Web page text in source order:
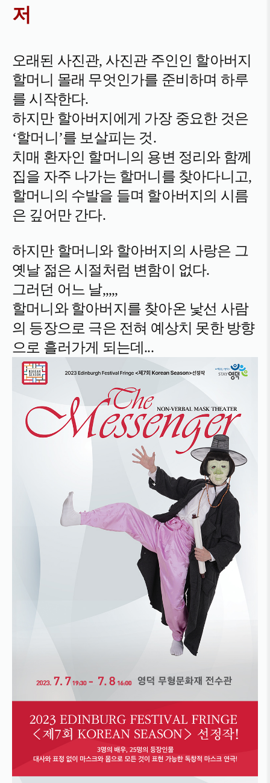
저
오래된 사진관, 사진관 주인인 할아버지
할머니 몰래 무엇인가를 준비하며 하루
를 시작한다.
하지만 할아버지에게 가장 중요한 것은
‘할머니’를 보살피는 것.
치매 환자인 할머니의 용변 정리와 함께
집을 자주 나가는 할머니를 찾아다니고,
할머니의 수발을 들며 할아버지의 시름
은 깊어만 간다.
하지만 할머니와 할아버지의 사랑은 그
옛날 젊은 시절처럼 변함이 없다.
그러던 어느 날,,,,,
할머니와할아버지를 찾아온 낯선 사람
의 등장으로 극은 전혀 예상치 못한 방향
으로 흘러가게 되는데...